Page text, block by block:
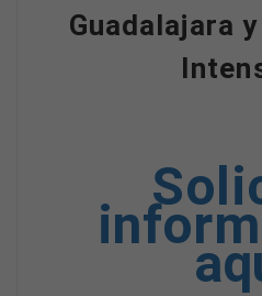
Guadalajara